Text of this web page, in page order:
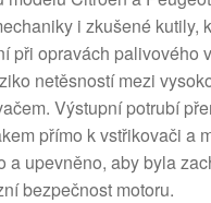
i zkušené kutily,
při opravách palivového
netěsností mezi
Výstupní potrubí
přímo k vstřikovači a
a upevněno, aby byla
bezpečnost motoru.